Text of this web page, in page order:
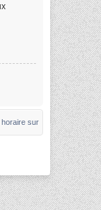
horaire sur